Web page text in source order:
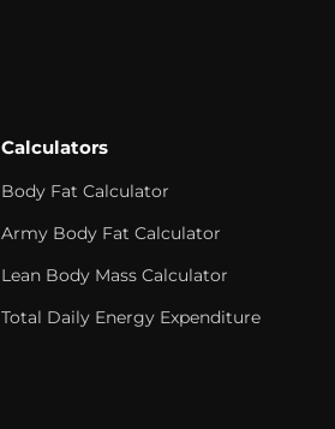
Calculators
Body Fat Calculator
Army Body Fat Calculator
Lean Body Mass Calculator
Total Daily Energy Expenditure